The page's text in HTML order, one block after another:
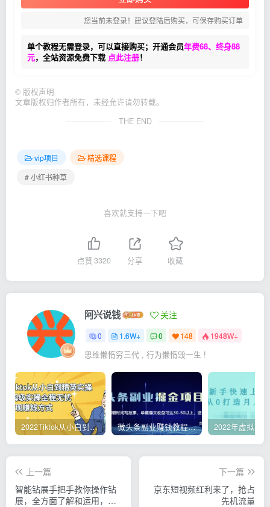
您当前未登录！建议登陆后购买，可保存购买订单
单个教程无需登录，可以直接购买；开通会员年费68、终身88
元，全站资源免费下载 点此注册！
© 版权声明
文章版权归作者所有，未经允许请勿转载。
THE END
vip项目
精选课程
# 小红书种草
喜欢就支持一下吧
点赞3320 分享 收藏
阿兴说钱 关注
0 1.6W+ 0 148 1948W+
思维懒惰穷三代 , 行为懒惰毁一生 !
2022Tiktok从小白到精英实操，0-1保姆级实操全程无忧，多种变现赚钱方式 微头条副业赚钱教程，项目单号单天做到50-100+收益
上一篇
智能钻展手把手教你操作钻
展，全方面了解和运用，让
下一篇
京东短视频红利来了，抢占
先机流量